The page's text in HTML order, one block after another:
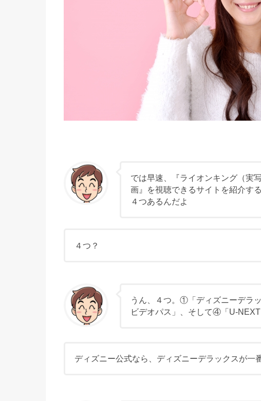
では早速、『ライオンキング（実
画』を視聴できるサイトを紹介す
４つあるんだよ
４つ？
うん、４つ。①「ディズニーデラ
ビデオパス」、そして④「U-NEXT
ディズニー公式なら、ディズニーデラックスが一